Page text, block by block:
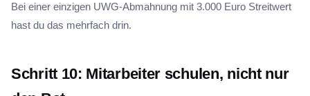
Bei einer einzigen UWG-Abmahnung mit 3.000 Euro Streitwert
hast du das mehrfach drin.
Schritt 10: Mitarbeiter schulen, nicht nur